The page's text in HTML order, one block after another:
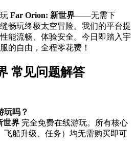
Far Orion: 新世界——无需下
畅玩终极太空冒险。我们的平台提
能流畅、体验安全。今日即踏入宇
的自由，全程零花费！
常见问题解答
玩吗？
世界 完全免费在线游玩。所有核心
飞船升级、任务）均无需购买即可